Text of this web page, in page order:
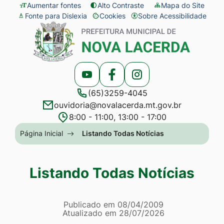
Seção
de
atalhos
acessibilidade
Ir
para
conteúdo
menu
[alt+2]
para
Aumentar fontes Alto Contraste
Mapa do Site
Fonte para Dislexia
Cookies
Abrir
preferências
de
cookies
Sobre Acessibilidade
Seção
menu
Acessar
a
Rede
Social
Acessar
a
Rede
Social
Acessar
a
Rede
Social
(65)3259-4045
ouvidoria@novalacerda.mt.gov.br
8:00 - 11:00, 13:00 - 17:00
Seção
do
principal
Página Inicial Listando Todas Notícias
Listando Todas Notícias
Página Listando Todas
Informações
Publicado em 08/04/2009
Atualizado em 28/07/2026